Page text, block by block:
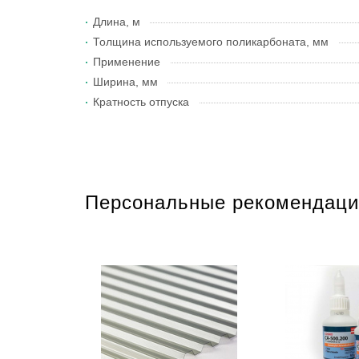
Длина, м
Толщина используемого поликарбоната, мм
Применение
Ширина, мм
Кратность отпуска
Персональные